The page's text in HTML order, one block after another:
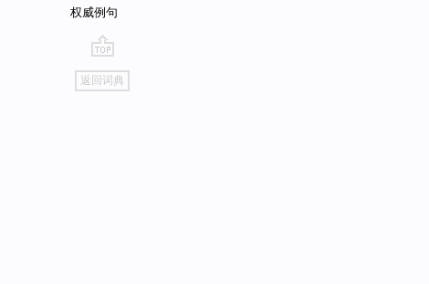
权威例句
go
top
返回词典